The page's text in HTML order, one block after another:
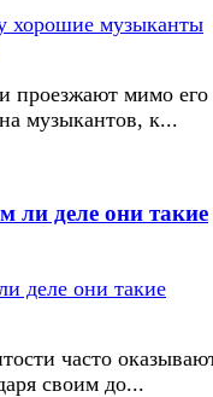
проезжают мимо его
музыкантов, к...
ли деле они такие
часто
своим до...